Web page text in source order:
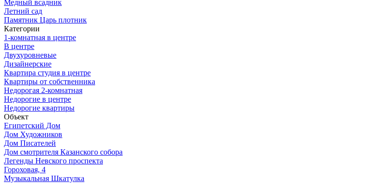
Медный всадник
Летний сад
Памятник Царь плотник
Категории
1-комнатная в центре
В центре
Двухуровневые
Дизайнерские
Квартира студия в центре
Квартиры от собственника
Недорогая 2-комнатная
Недорогие в центре
Недорогие квартиры
Объект
Египетский Дом
Дом Художников
Дом Писателей
Дом смотрителя Казанского собора
Легенды Невского проспекта
Гороховая, 4
Музыкальная Шкатулка